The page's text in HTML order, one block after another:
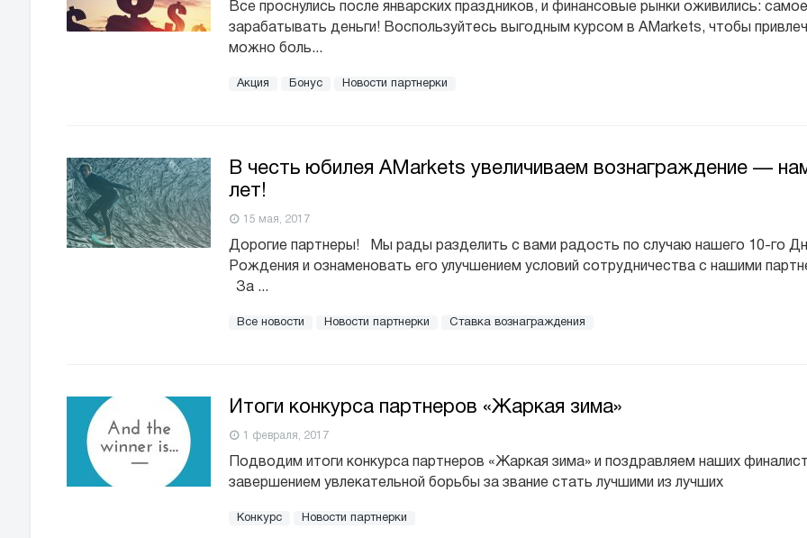
Все проснулись после январских праздников, и финансовые рынки оживились:
зарабатывать деньги! Воспользуйтесь выгодным курсом в AMarkets, чтобы
можно боль...
Акция Бонус Новости партнерки
В честь юбилея AMarkets увеличиваем вознаграждение —
лет!
15 мая, 2017
Дорогие партнеры! Мы рады разделить с вами радость по случаю нашего 10-го
Рождения и ознаменовать его улучшением условий сотрудничества с нашими
За ...
Все новости Новости партнерки Ставка вознаграждения
Итоги конкурса партнеров «Жаркая зима»
1 февраля, 2017
Подводим итоги конкурса партнеров «Жаркая зима» и поздравляем наших
завершением увлекательной борьбы за звание стать лучшими из лучших
Конкурс Новости партнерки